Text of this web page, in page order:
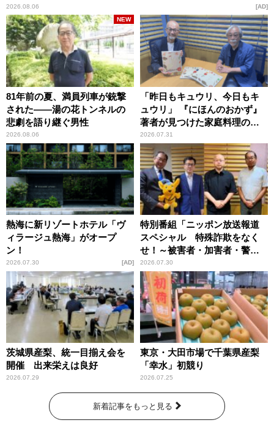
2026.08.06 AD
81年前の夏、満員列車が銃撃
された――湯の花トンネルの
悲劇を語り継ぐ男性
2026.08.06
NEW
「昨日もキュウリ、今日もキ
ュウリ」 『にほんのおかず』
著者が見つけた家庭料理の知
恵
2026.07.31
熱海に新リゾートホテル「ヴ
ィラージュ熱海」がオープ
ン！
2026.07.30 AD
特別番組「ニッポン放送報道
スペシャル 特殊詐欺をなく
せ！～被害者・加害者・警視
庁が語るトクリュウの実態
～」放送
2026.07.30
茨城県産梨、統一目揃え会を
開催 出来栄えは良好
2026.07.29
東京・大田市場で千葉県産梨
「幸水」初競り
2026.07.25
新着記事をもっと見る